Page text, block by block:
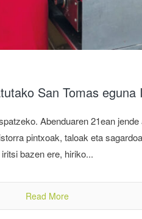
San Tomas eguna
Abenduaren 21ean
pintxoak, taloak eta
bazen ere, hiriko...
Read More